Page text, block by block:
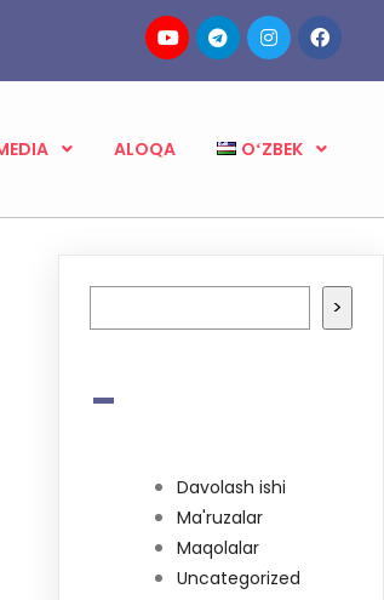
ALOQA OʻZBEK
Izlash >
-
Davolash ishi
Ma'ruzalar
Maqolalar
Uncategorized